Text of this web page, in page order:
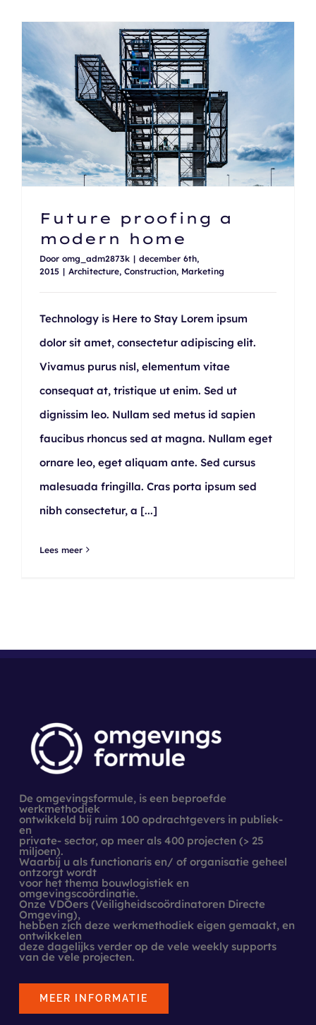
Future proofing a
modern home
Door omg_adm2873k | december 6th,
2015 | Architecture, Construction, Marketing
Technology is Here to Stay Lorem ipsum
dolor sit amet, consectetur adipiscing elit.
Vivamus purus nisl, elementum vitae
consequat at, tristique ut enim. Sed ut
dignissim leo. Nullam sed metus id sapien
faucibus rhoncus sed at magna. Nullam eget
ornare leo, eget aliquam ante. Sed cursus
malesuada fringilla. Cras porta ipsum sed
nibh consectetur, a [...]
Lees meer
De omgevingsformule, is een beproefde
werkmethodiek
ontwikkeld bij ruim 100 opdrachtgevers in publiek-
en
private- sector, op meer als 400 projecten (> 25
miljoen).
Waarbij u als functionaris en/ of organisatie geheel
ontzorgt wordt
voor het thema bouwlogistiek en
omgevingscoördinatie.
Onze VDOers (Veiligheidscoördinatoren Directe
Omgeving),
hebben zich deze werkmethodiek eigen gemaakt, en
ontwikkelen
deze dagelijks verder op de vele weekly supports
van de vele projecten.
MEER INFORMATIE